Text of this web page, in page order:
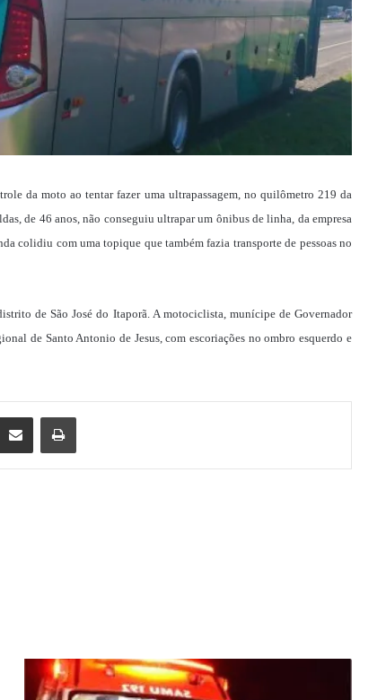
da moto ao tentar fazer uma ultrapassagem, no quilômetro 219 da
de 46 anos, não conseguiu ultrapar um ônibus de linha, da empresa
colidiu com uma topique que também fazia transporte de pessoas no
de São José do Itaporã. A motociclista, munícipe de Governador
de Santo Antonio de Jesus, com escoriações no ombro esquerdo e
Compartilhar via e-mail Imprimir